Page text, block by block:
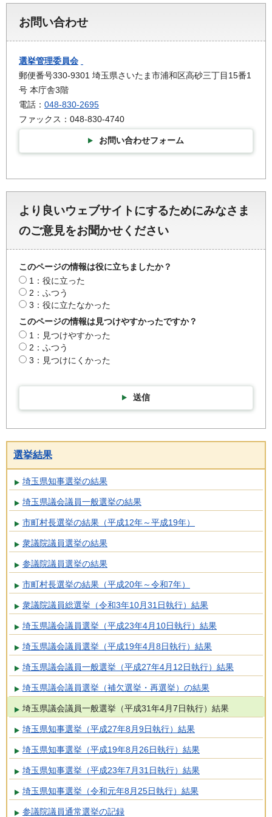
お問い合わせ
選挙管理委員会
郵便番号330-9301 埼玉県さいたま市浦和区高砂三丁目15番1
号 本庁舎3階
電話： 048-830-2695
ファックス：048-830-4740
お問い合わせフォーム
より良いウェブサイトにするためにみなさま
のご意見をお聞かせください
このページの情報は役に立ちましたか？
1：役に立った
2：ふつう
3：役に立たなかった
このページの情報は見つけやすかったですか？
1：見つけやすかった
2：ふつう
3：見つけにくかった
送信
選挙結果
埼玉県知事選挙の結果
埼玉県議会議員一般選挙の結果
市町村長選挙の結果（平成12年～平成19年）
衆議院議員選挙の結果
参議院議員選挙の結果
市町村長選挙の結果（平成20年～令和7年）
衆議院議員総選挙（令和3年10月31日執行）結果
埼玉県議会議員選挙（平成23年4月10日執行）結果
埼玉県議会議員選挙（平成19年4月8日執行）結果
埼玉県議会議員一般選挙（平成27年4月12日執行）結果
埼玉県議会議員選挙（補欠選挙・再選挙）の結果
埼玉県議会議員一般選挙（平成31年4月7日執行）結果
埼玉県知事選挙（平成27年8月9日執行）結果
埼玉県知事選挙（平成19年8月26日執行）結果
埼玉県知事選挙（平成23年7月31日執行）結果
埼玉県知事選挙（令和元年8月25日執行）結果
参議院議員通常選挙の記録